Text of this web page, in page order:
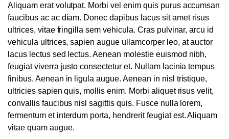
Aliquam erat volutpat. Morbi vel enim quis purus accumsan
faucibus ac ac diam. Donec dapibus lacus sit amet risus
ultrices, vitae fringilla sem vehicula. Cras pulvinar, arcu id
vehicula ultrices, sapien augue ullamcorper leo, at auctor
lacus lectus sed lectus. Aenean molestie euismod nibh,
feugiat viverra justo consectetur et. Nullam lacinia tempus
finibus. Aenean in ligula augue. Aenean in nisl tristique,
ultricies sapien quis, mollis enim. Morbi aliquet risus velit,
convallis faucibus nisl sagittis quis. Fusce nulla lorem,
fermentum et interdum porta, hendrerit feugiat est. Aliquam
vitae quam augue.